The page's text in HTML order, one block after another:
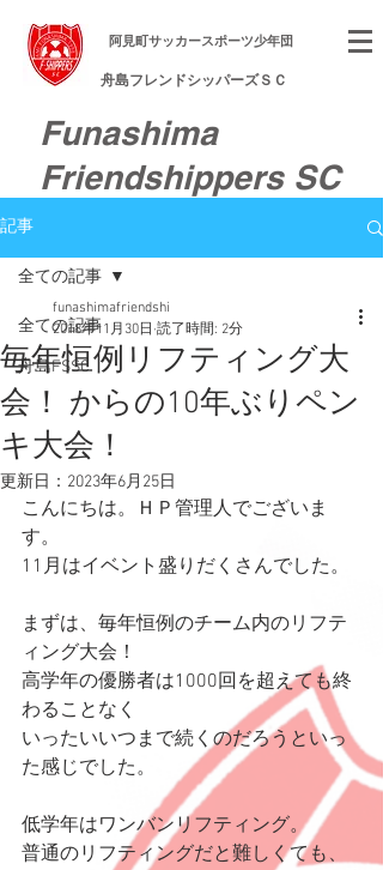
舟島フレンドシッパーズＳＣ
​阿見町サッカースポーツ少年団
Funashima
Friendshippers SC
記事
全ての記事
舟島FSSC
全ての記事
毎年恒例リフティング大
会！ からの10年ぶりペン
キ大会！
funashimafriendshi
2018年11月30日 読了時間: 2分
更新日： 2023年6月25日
こんにちは。ＨＰ管理人でございま
す。
11月はイベント盛りだくさんでした。
まずは、毎年恒例のチーム内のリフテ
ィング大会！
高学年の優勝者は1000回を超えても終
わることなく
いったいいつまで続くのだろうといっ
た感じでした。
低学年はワンバンリフティング。
普通のリフティングだと難しくても、